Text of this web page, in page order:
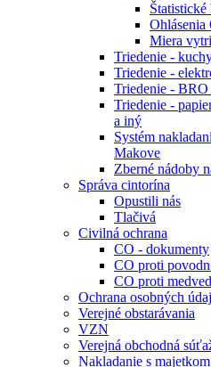
Štatistické
Ohlásenia
Miera
Triedenie -
Triedenie -
Triedenie - BRO
Triedenie -
a iný
Systém
Makove
Zberné nádoby
Správa cintorína
Opustili nás
Tlačivá
Civilná ochrana
CO - dokumenty
CO proti
CO proti
Ochrana osobných
Verejné obstarávania
VZN
Verejná obchodná
Nakladanie s